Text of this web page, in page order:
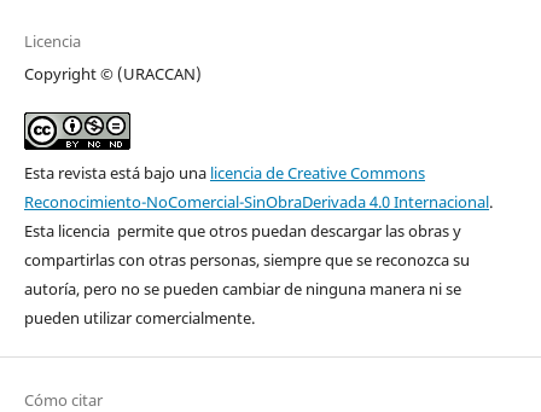
Licencia
Copyright © (URACCAN)
Esta revista está bajo una licencia de Creative Commons
Reconocimiento-NoComercial-SinObraDerivada 4.0 Internacional.
Esta licencia permite que otros puedan descargar las obras y
compartirlas con otras personas, siempre que se reconozca su
autoría, pero no se pueden cambiar de ninguna manera ni se
pueden utilizar comercialmente.
Cómo citar